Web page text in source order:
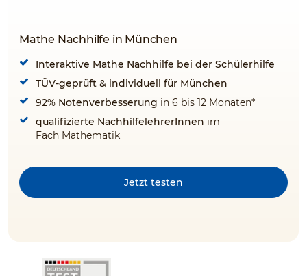
Mathe Nachhilfe in München
Interaktive Mathe Nachhilfe bei der Schülerhilfe
TÜV-geprüft & individuell für München
92% Notenverbesserung in 6 bis 12 Monaten*
qualifizierte NachhilfelehrerInnen im
Fach Mathematik
​​Jetzt testen